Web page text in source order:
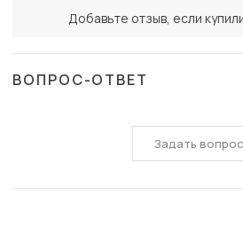
Добавьте отзыв, если
ВОПРОС-ОТВЕТ
Задать вопрос